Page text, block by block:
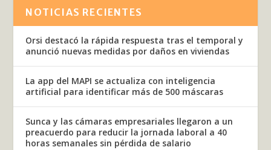
NOTICIAS RECIENTES
Orsi destacó la rápida respuesta tras el temporal y
anunció nuevas medidas por daños en viviendas
La app del MAPI se actualiza con inteligencia
artificial para identificar más de 500 máscaras
Sunca y las cámaras empresariales llegaron a un
preacuerdo para reducir la jornada laboral a 40
horas semanales sin pérdida de salario